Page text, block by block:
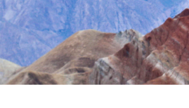
发展简史
组织机构
师资力量
学院发
党委会议
党政联席会